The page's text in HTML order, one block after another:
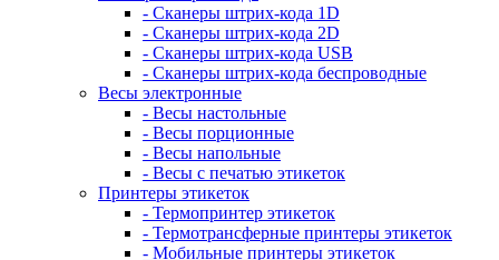
- Сканеры штрих-кода 1D
- Сканеры штрих-кода 2D
- Сканеры штрих-кода USB
- Сканеры штрих-кода беспроводные
Весы электронные
- Весы настольные
- Весы порционные
- Весы напольные
- Весы с печатью этикеток
Принтеры этикеток
- Термопринтер этикеток
- Термотрансферные принтеры этикеток
- Мобильные принтеры этикеток